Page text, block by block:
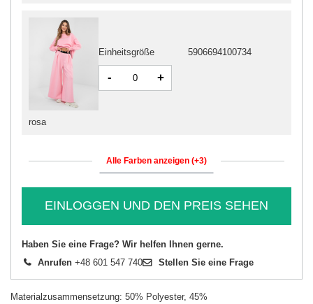
rosa
Einheitsgröße 5906694100734
- +
Alle Farben anzeigen (+3)
EINLOGGEN UND DEN PREIS SEHEN
Haben Sie eine Frage? Wir helfen Ihnen gerne.
Anrufen +48 601 547 740 Stellen Sie eine Frage
Materialzusammensetzung: 50% Polyester, 45%